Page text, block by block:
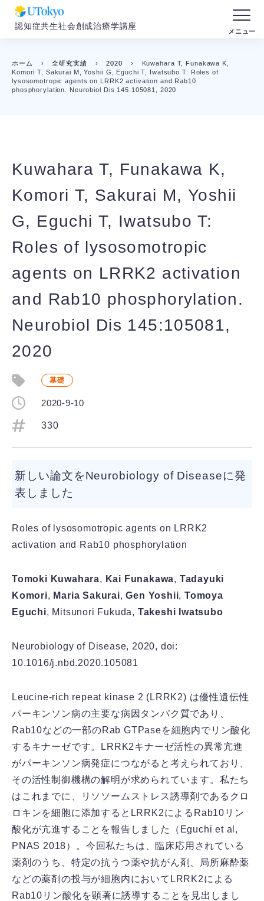
認知症共生社会創成治療学講座
ホーム › 全研究実績 › 2020 ›
Kuwahara T, Funakawa K,
Komori T, Sakurai M, Yoshii G, Eguchi T, Iwatsubo T: Roles of
lysosomotropic agents on LRRK2 activation and Rab10
phosphorylation. Neurobiol Dis 145:105081, 2020
Kuwahara T, Funakawa K,
Komori T, Sakurai M, Yoshii
G, Eguchi T, Iwatsubo T:
Roles of lysosomotropic
agents on LRRK2 activation
and Rab10 phosphorylation.
Neurobiol Dis 145:105081,
2020
基礎
2020-9-10
330
新しい論文をNeurobiology of Diseaseに発
表しました
Roles of lysosomotropic agents on LRRK2
activation and Rab10 phosphorylation
Tomoki Kuwahara, Kai Funakawa, Tadayuki
Komori, Maria Sakurai,Gen Yoshii,Tomoya
Eguchi, Mitsunori Fukuda, Takeshi Iwatsubo
Neurobiology of Disease, 2020, doi:
10.1016/j.nbd.2020.105081
Leucine-rich repeat kinase 2 (LRRK2) は優性遺伝性
パーキンソン病の主要な病因タンパク質であり、
Rab10などの一部のRab GTPaseを細胞内でリン酸化
するキナーゼです。LRRK2キナーゼ活性の異常亢進
がパーキンソン病発症につながると考えられており、
その活性制御機構の解明が求められています。私たち
はこれまでに、リソソームストレス誘導剤であるクロ
ロキンを細胞に添加するとLRRK2によるRab10リン
酸化が亢進することを報告しました（Eguchi et al,
PNAS 2018）。今回私たちは、臨床応用されている
薬剤のうち、特定の抗うつ薬や抗がん剤、局所麻酔薬
などの薬剤の投与が細胞内においてLRRK2による
Rab10リン酸化を顕著に誘導することを見出しまし